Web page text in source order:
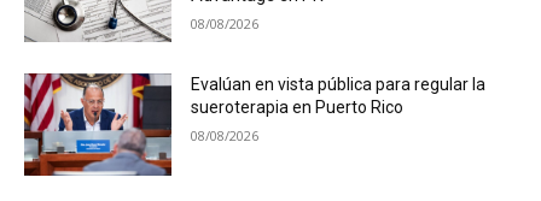
08/08/2026
Evalúan en vista pública para regular la
sueroterapia en Puerto Rico
08/08/2026